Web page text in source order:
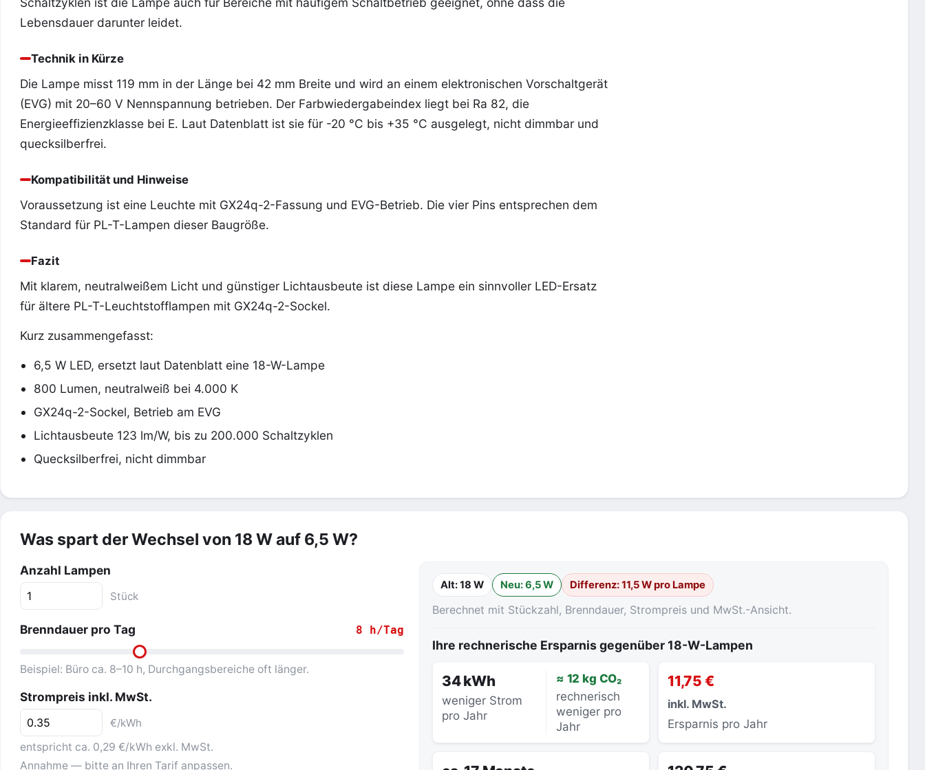
Lebensdauer darunter leidet.
Technik in Kürze
Die Lampe misst 119 mm in der Länge bei 42 mm Breite und wird an einem elektronischen Vorschaltgerät
(EVG) mit 20–60 V Nennspannung betrieben. Der Farbwiedergabeindex liegt bei Ra 82, die
Energieeffizienzklasse bei E. Laut Datenblatt ist sie für -20 °C bis +35 °C ausgelegt, nicht dimmbar und
quecksilberfrei.
Kompatibilität und Hinweise
Voraussetzung ist eine Leuchte mit GX24q-2-Fassung und EVG-Betrieb. Die vier Pins entsprechen dem
Standard für PL-T-Lampen dieser Baugröße.
Fazit
Mit klarem, neutralweißem Licht und günstiger Lichtausbeute ist diese Lampe ein sinnvoller LED-Ersatz
für ältere PL-T-Leuchtstofflampen mit GX24q-2-Sockel.
Kurz zusammengefasst:
6,5 W LED, ersetzt laut Datenblatt eine 18-W-Lampe
800 Lumen, neutralweiß bei 4.000 K
GX24q-2-Sockel, Betrieb am EVG
Lichtausbeute 123 lm/W, bis zu 200.000 Schaltzyklen
Quecksilberfrei, nicht dimmbar
Was spart der Wechsel von 18 W auf 6,5 W?
Anzahl Lampen
Stück
Brenndauer pro Tag 8 h/Tag
Beispiel: Büro ca. 8–10 h, Durchgangsbereiche oft länger.
Strompreis inkl. MwSt.
€/kWh
entspricht ca. 0,29 €/kWh exkl. MwSt.
Annahme — bitte an Ihren Tarif anpassen.
Alt: 18 W Neu: 6,5 W Differenz: 11,5 W pro Lampe
Berechnet mit Stückzahl, Brenndauer, Strompreis und MwSt.-Ansicht.
Ihre rechnerische Ersparnis gegenüber 18-W-Lampen
34 kWh
weniger Strom
pro Jahr
≈ 12 kg CO₂
rechnerisch
weniger pro
Jahr
11,75 €
inkl. MwSt.
Ersparnis pro Jahr